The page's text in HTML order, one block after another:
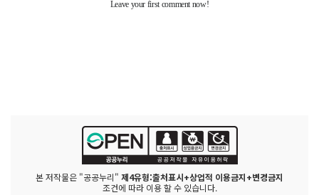
본 저작물은 "공공누리" 제4유형:출처표시+상업적 이용금지+변경금지
조건에 따라 이용 할 수 있습니다.